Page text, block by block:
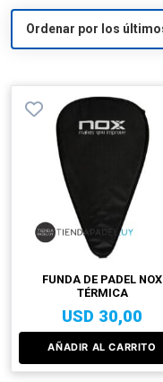
FUNDA DE PADEL NOX
TÉRMICA
USD 30,00
AÑADIR AL CARRITO